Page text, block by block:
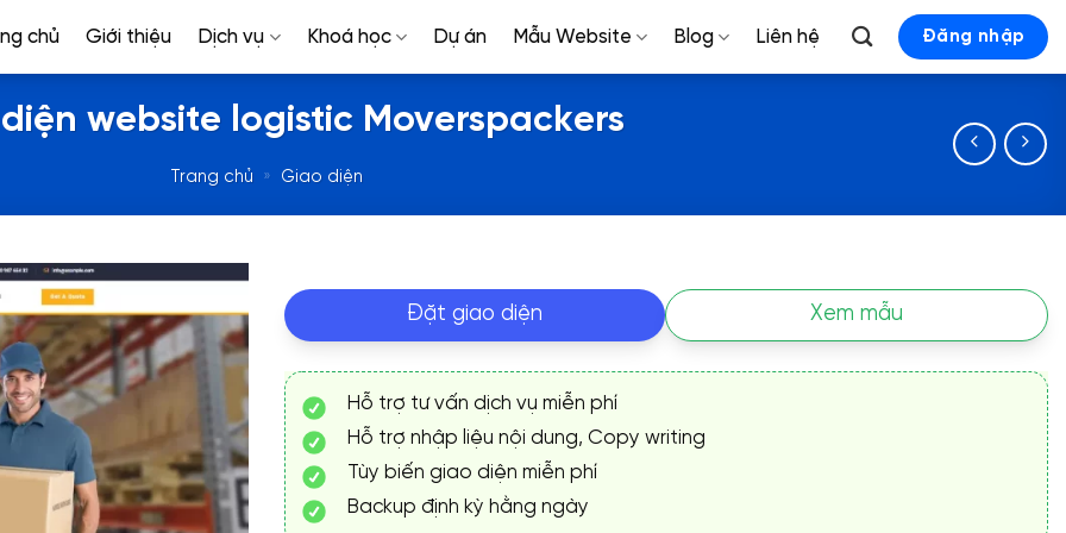
chủ Giới thiệu Dịch vụ Khoá học Dự án Mẫu Website Blog Liên hệ Đăng nhập
website logistic Moverspackers
Trang chủ » Giao diện
Đặt giao diện Xem mẫu
Hỗ trợ tư vấn dịch vụ miễn phí
Hỗ trợ nhập liệu nội dung, Copy writing
Tùy biến giao diện miễn phí
Backup định kỳ hằng ngày